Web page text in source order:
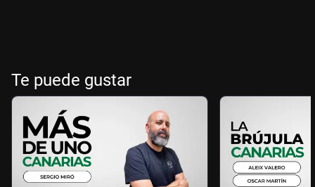
Te puede gustar